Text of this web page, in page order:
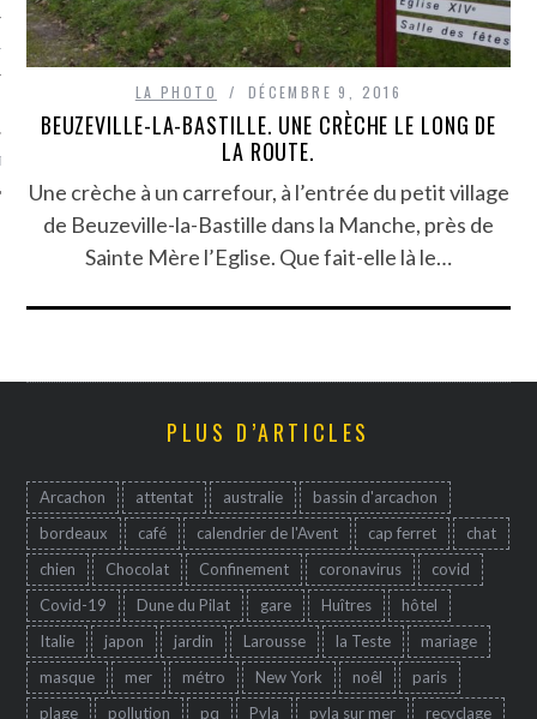
ARCACHON
LA PHOTO DÉCEMBRE 9, 2016
BEUZEVILLE-LA-BASTILLE. UNE CRÈCHE LE LONG DE
LA ROUTE.
Une crèche à un carrefour, à l’entrée du petit village
de Beuzeville-la-Bastille dans la Manche, près de
Sainte Mère l’Eglise. Que fait-elle là le…
PLUS D’ARTICLES
Arcachon attentat australie
bassin d'arcachon
bordeaux
café calendrier de l'Avent cap ferret
chat
chien
Chocolat Confinement coronavirus
covid
Covid-19
Dune du Pilat gare Huîtres
hôtel
Italie
japon jardin Larousse la Teste
mariage
masque
mer métro New York noêl
paris
plage
pollution pq Pyla pyla sur mer
recyclage